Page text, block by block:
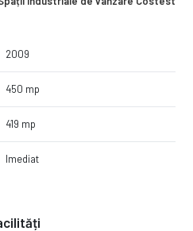
2009
450 mp
419 mp
Imediat